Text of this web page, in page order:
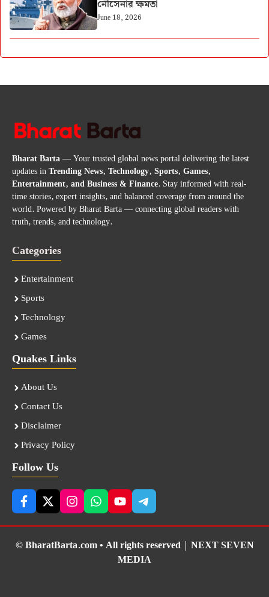
নৌসেনার ক্ষমতা
June 18, 2026
Bharat Barta— Your trusted global news portal delivering the latest
updates inTrending News, Technology, Sports, Games,
Entertainment, and Business & Finance. Stay informed with real-
time stories, expert insights, and balanced coverage from around the
world. Powered by Bharat Barta — connecting global readers with
truth, trends, and technology.
Categories
Entertainment
Sports
Technology
Games
Quakes Links
About Us
Contact Us
Disclaimer
Privacy Policy
Follow Us
© BharatBarta.com • All rights reserved | NEXT SEVEN
MEDIA